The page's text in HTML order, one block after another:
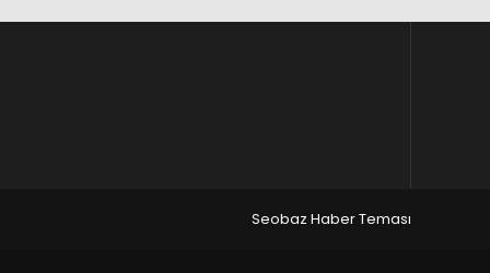
Seobaz Haber Teması